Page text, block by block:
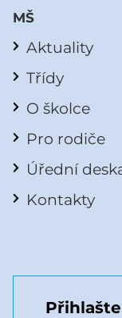
MŠ
Aktuality
Třídy
O školce
Pro rodiče
Úřední
Kontakty